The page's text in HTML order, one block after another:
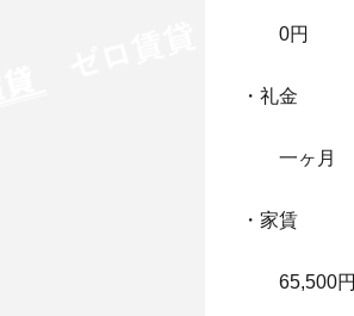
0円
・礼金
一ヶ月
・家賃
65,500円